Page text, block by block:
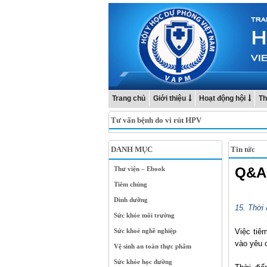
Trang chủ Giới thiệu Hoạt động hội
Tư vấn bệnh do vi rút HPV
DANH MỤC
Thư viện – Ebook
Tiêm chủng
Dinh dưỡng
Sức khỏe môi trường
Sức khoẻ nghề nghiệp
Vệ sinh an toàn thực phẩm
Sức khỏe học đường
Tin tức
15. Thời
Việc
vào yêu